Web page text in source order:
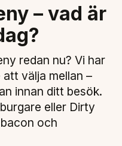
– vad är
redan nu? Vi har
välja mellan –
innan ditt besök.
eller Dirty
och